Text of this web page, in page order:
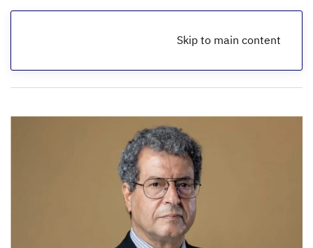
Skip to main content
الرئيسية